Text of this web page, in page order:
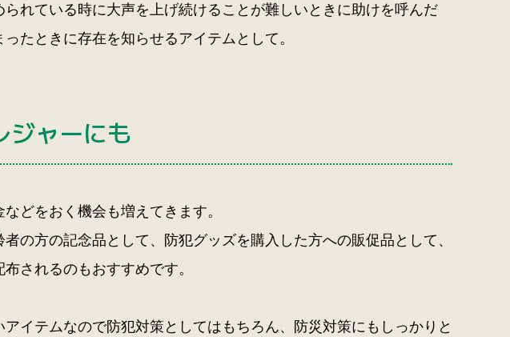
れている時に大声を上げ続けることが難しいときに助けを呼んだ
たときに存在を知らせるアイテムとして。
ジャーにも
どをおく機会も増えてきます。
の方の記念品として、防犯グッズを購入した方への販促品として、
されるのもおすすめです。
イテムなので防犯対策としてはもちろん、防災対策にもしっかりと